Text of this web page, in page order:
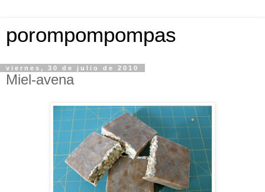
porompompompas
viernes, 30 de julio de 2010
Miel-avena